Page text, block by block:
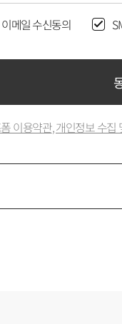
이메일 수신동의
이용약관,개인정보 수집